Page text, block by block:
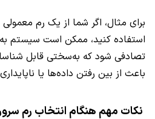
استفاده کنید، ممکن است سیستم
تصادفی شود که به‌سختی قابل
باعث از بین رفتن داده‌ها یا
نکات مهم هنگام انتخاب رم